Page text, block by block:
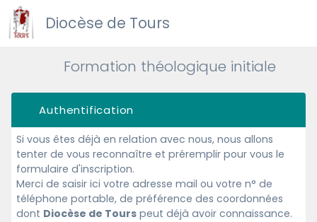
Diocèse de Tours
Formation théologique initiale
Authentification
Si vous êtes déjà en relation avec nous, nous allons
tenter de vous reconnaître et préremplir pour vous le
formulaire d'inscription.
Merci de saisir ici votre adresse mail ou votre n° de
téléphone portable, de préférence des coordonnées
dont Diocèse de Tours peut déjà avoir connaissance.